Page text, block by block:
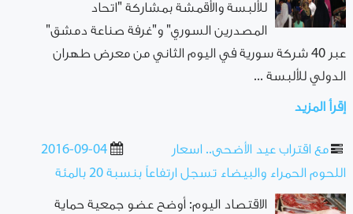
للألبسة والأقمشة بمشاركة "اتحاد
المصدرين السوري" و"غرفة صناعة دمشق"
عبر 40 شركة سورية في اليوم الثاني من معرض طهران
الدولي للألبسة ...
إقرأ المزيد
2016-09-04
مع اقتراب عيد الأضحى.. اسعار
اللحوم الحمراء والبيضاء تسجل ارتفاعاً بنسبة 20 بالمئة
الاقتصاد اليوم: أوضح عضو جمعية حماية